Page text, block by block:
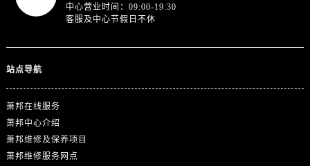
浙江省湖州市吴兴区劳动路萧邦售后服务中心（需提前预约）
浙江省金华市金东区东市南街777号金华万达广场4号楼22楼2209室萧邦售后服务中心（需提前预约）
中心营业时间：09:00-19:30
客服及中心节假日不休
站点导航
萧邦在线服务
萧邦中心介绍
萧邦维修及保养项目
萧邦维修服务网点